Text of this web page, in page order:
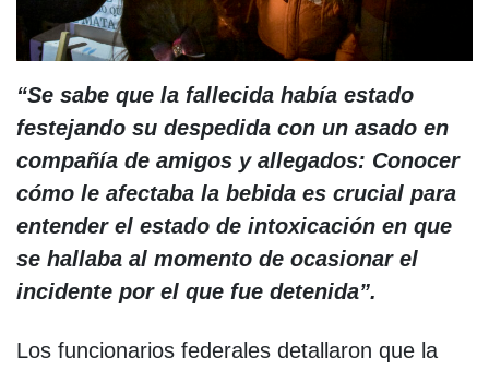
“Se sabe que la fallecida había estado
festejando su despedida con un asado en
compañía de amigos y allegados: Conocer
cómo le afectaba la bebida es crucial para
entender el estado de intoxicación en que
se hallaba al momento de ocasionar el
incidente por el que fue detenida”.
Los funcionarios federales detallaron que la